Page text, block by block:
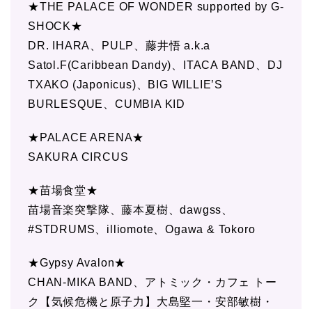
★THE PALACE OF WONDER supported by G-
SHOCK★
DR. IHARA、PULP、藤井悟 a.k.a
Satol.F(Caribbean Dandy)、ITACA BAND、DJ
TXAKO (Japonicus)、BIG WILLIE’S
BURLESQUE、CUMBIA KID
★PALACE ARENA★
SAKURA CIRCUS
★苗場食堂★
苗場音楽突撃隊、藤本夏樹、dawgss、
#STDRUMS、illiomote、Ogawa & Tokoro
★Gypsy Avalon★
CHAN-MIKA BAND、アトミック・カフェ トー
ク【気候危機と原子力】大島堅一・安部敏樹・